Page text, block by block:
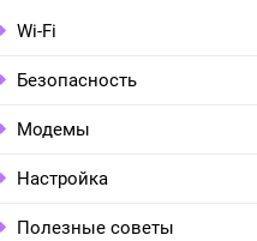
Wi-Fi
Безопасность
Модемы
Настройка
Полезные советы